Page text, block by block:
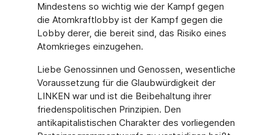
Mindestens so wichtig wie der Kampf gegen
die Atomkraftlobby ist der Kampf gegen die
Lobby derer, die bereit sind, das Risiko eines
Atomkrieges einzugehen.
Liebe Genossinnen und Genossen, wesentliche
Voraussetzung für die Glaubwürdigkeit der
LINKEN war und ist die Beibehaltung ihrer
friedenspolitischen Prinzipien. Den
antikapitalistischen Charakter des vorliegenden